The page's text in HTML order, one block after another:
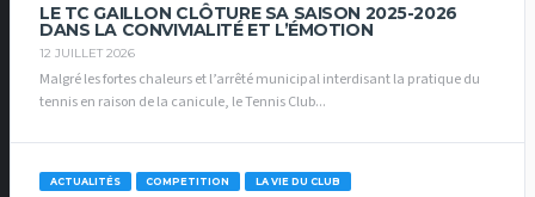
LE TC GAILLON CLÔTURE SA SAISON 2025-2026
DANS LA CONVIVIALITÉ ET L’ÉMOTION
12 JUILLET 2026
Malgré les fortes chaleurs et l’arrêté municipal interdisant la pratique du
tennis en raison de la canicule, le Tennis Club...
ACTUALITÉS COMPETITION LA VIE DU CLUB